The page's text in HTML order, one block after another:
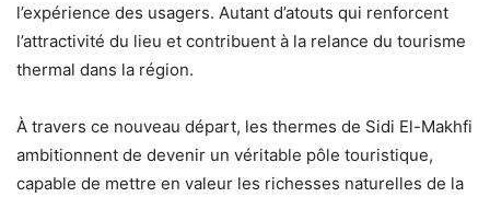
l’expérience des usagers. Autant d’atouts qui renforcent
l’attractivité du lieu et contribuent à la relance du tourisme
thermal dans la région.
À travers ce nouveau départ, les thermes de Sidi El-Makhfi
ambitionnent de devenir un véritable pôle touristique,
capable de mettre en valeur les richesses naturelles de la